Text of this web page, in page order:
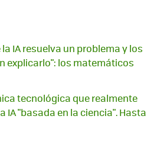
IA resuelva un problema y los
explicarlo": los matemáticos
tecnológica que realmente
IA "basada en la ciencia". Hasta